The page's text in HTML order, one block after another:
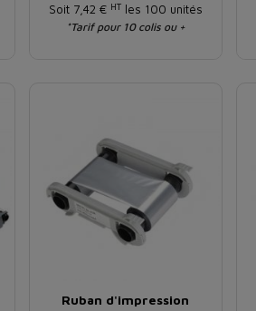
Soit 7,42 € HTles 100 unités
*Tarif pour 10 colis ou +
Ruban d'impression